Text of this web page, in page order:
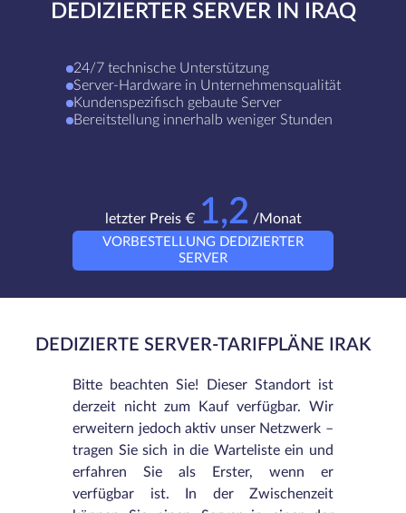
DEDIZIERTER SERVER IN IRAQ
24/7 technische Unterstützung
Server-Hardware in Unternehmensqualität
Kundenspezifisch gebaute Server
Bereitstellung innerhalb weniger Stunden
letzter Preis € 1,2 /Monat
VORBESTELLUNG DEDIZIERTER
SERVER
DEDIZIERTE SERVER-TARIFPLÄNE IRAK
Bitte beachten Sie! Dieser Standort ist
derzeit nicht zum Kauf verfügbar. Wir
erweitern jedoch aktiv unser Netzwerk –
tragen Sie sich in die Warteliste ein und
erfahren Sie als Erster, wenn er
verfügbar ist. In der Zwischenzeit